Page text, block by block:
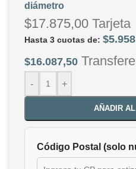
diámetro
$17.875,00 Tarjeta
Hasta 3 cuotas de: $
$16.087,50
- +
AÑADIR
Código Postal (solo